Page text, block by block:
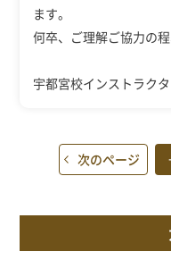
ます。
何卒、ご理解ご協力の
宇都宮校インストラク
次のページ